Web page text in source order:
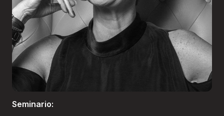
Boletería
Seminario: